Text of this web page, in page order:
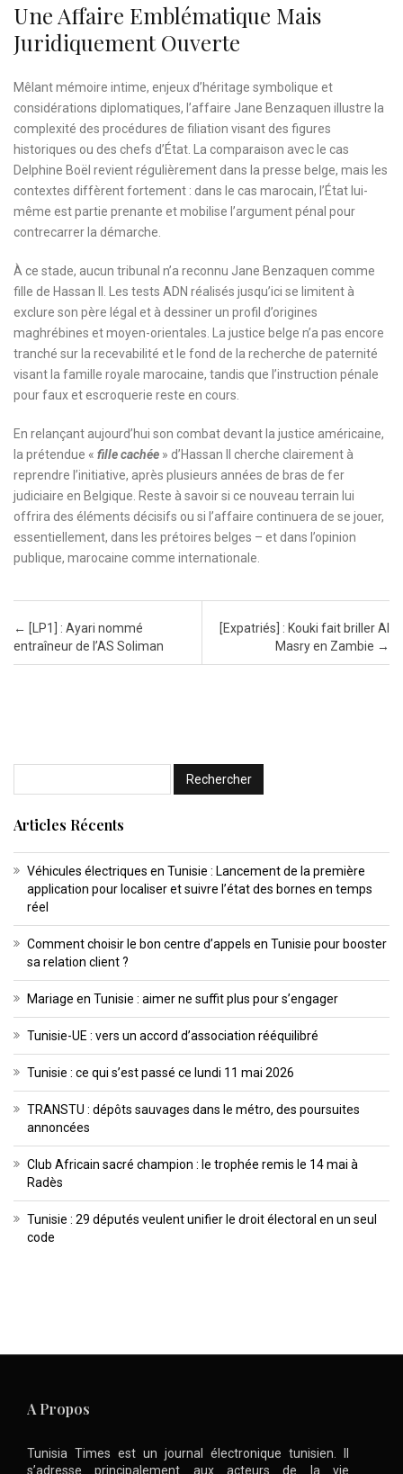
Une Affaire Emblématique Mais
Juridiquement Ouverte
Mêlant mémoire intime, enjeux d’héritage symbolique et
considérations diplomatiques, l’affaire Jane Benzaquen illustre la
complexité des procédures de filiation visant des figures
historiques ou des chefs d’État. La comparaison avec le cas
Delphine Boël revient régulièrement dans la presse belge, mais les
contextes diffèrent fortement : dans le cas marocain, l’État lui-
même est partie prenante et mobilise l’argument pénal pour
contrecarrer la démarche.
À ce stade, aucun tribunal n’a reconnu Jane Benzaquen comme
fille de Hassan II. Les tests ADN réalisés jusqu’ici se limitent à
exclure son père légal et à dessiner un profil d’origines
maghrébines et moyen-orientales. La justice belge n’a pas encore
tranché sur la recevabilité et le fond de la recherche de paternité
visant la famille royale marocaine, tandis que l’instruction pénale
pour faux et escroquerie reste en cours.
En relançant aujourd’hui son combat devant la justice américaine,
la prétendue « fille cachée » d’Hassan II cherche clairement à
reprendre l’initiative, après plusieurs années de bras de fer
judiciaire en Belgique. Reste à savoir si ce nouveau terrain lui
offrira des éléments décisifs ou si l’affaire continuera de se jouer,
essentiellement, dans les prétoires belges – et dans l’opinion
publique, marocaine comme internationale.
Post navigation
← [LP1] : Ayari nommé
entraîneur de l’AS Soliman
[Expatriés] : Kouki fait briller Al
Masry en Zambie →
Articles Récents
Véhicules électriques en Tunisie : Lancement de la première
application pour localiser et suivre l’état des bornes en temps
réel
Comment choisir le bon centre d’appels en Tunisie pour booster
sa relation client ?
Mariage en Tunisie : aimer ne suffit plus pour s’engager
Tunisie-UE : vers un accord d’association rééquilibré
Tunisie : ce qui s’est passé ce lundi 11 mai 2026
TRANSTU : dépôts sauvages dans le métro, des poursuites
annoncées
Club Africain sacré champion : le trophée remis le 14 mai à
Radès
Tunisie : 29 députés veulent unifier le droit électoral en un seul
code
A Propos
Tunisia Times est un journal électronique tunisien. Il
s’adresse principalement aux acteurs de la vie